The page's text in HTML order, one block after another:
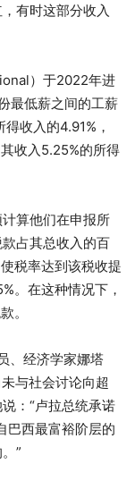
有时这部分收入
）于2022年进
最低薪之间的工薪
收入的4.91%，
收入5.25%的所得
算他们在申报所
占其总收入的百
税率达到该税收提
。在这种情况下，
。
、经济学家娜塔
与社会讨论向超
：“卢拉总统承诺
巴西最富裕阶层的
”